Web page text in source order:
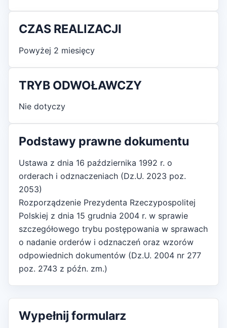
CZAS REALIZACJI
Powyżej 2 miesięcy
TRYB ODWOŁAWCZY
Nie dotyczy
Podstawy prawne dokumentu
Ustawa z dnia 16 października 1992 r. o
orderach i odznaczeniach (Dz.U. 2023 poz.
2053)
Rozporządzenie Prezydenta Rzeczypospolitej
Polskiej z dnia 15 grudnia 2004 r. w sprawie
szczegółowego trybu postępowania w sprawach
o nadanie orderów i odznaczeń oraz wzorów
odpowiednich dokumentów (Dz.U. 2004 nr 277
poz. 2743 z późn. zm.)
Wypełnij formularz